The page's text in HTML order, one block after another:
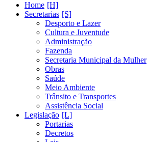
Home
Secretarias
Desporto e Lazer
Cultura e Juventude
Administração
Fazenda
Secretaria Municipal da Mulher
Obras
Saúde
Meio Ambiente
Trânsito e Transportes
Assistência Social
Legislação
Portarias
Decretos